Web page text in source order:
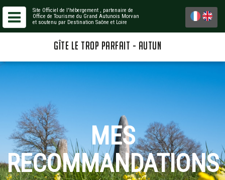
Site Officiel de l'hébergement , partenaire de
Office de Tourisme du Grand Autunois Morvan
et soutenu par Destination Saône et Loire
GÎTE LE TROP PARFAIT - AUTUN
MES
RECOMMANDATIONS